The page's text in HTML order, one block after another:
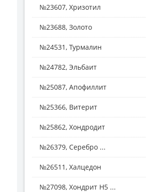
№23607, Хризотил
№23688, Золото
№24531, Турмалин
№24782, Эльбаит
№25087, Апофиллит
№25366, Витерит
№25862, Хондродит
№26379, Серебро ...
№26511, Халцедон
№27098, Хондрит H5 ...